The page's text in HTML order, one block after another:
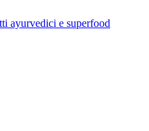
ayurvedici e superfood